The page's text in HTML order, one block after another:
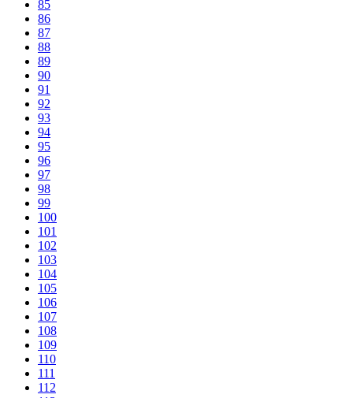
85
86
87
88
89
90
91
92
93
94
95
96
97
98
99
100
101
102
103
104
105
106
107
108
109
110
111
112